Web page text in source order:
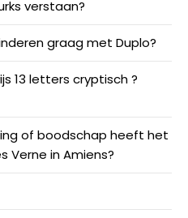
verstaan?
graag met Duplo?
13 letters cryptisch ?
of boodschap heeft het
Verne in Amiens?